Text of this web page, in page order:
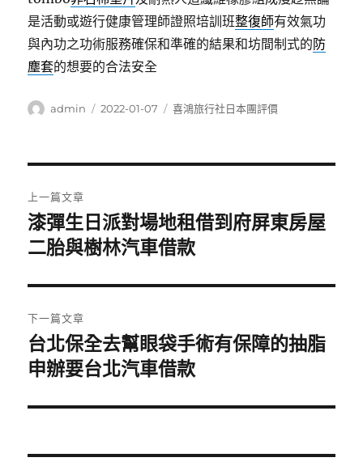
是活動或遊行健康管理師證照培訓班整復師有效氣功
與內功之功術服務確保和準確的結果和坊間制式的防
塵套的想要的合法安全
作
admin
發
2022-01-07
分
喜鴻旅行社日本團評價
章
導
覽
上一篇文章
上
一
文
章:
漆彈生日派對場地租借到府屏東房屋
二胎與樹林汽車借款
下一篇文章
下
一
文
台北保全去幫眼袋手術有保障的抽脂
申辦要台北汽車借款